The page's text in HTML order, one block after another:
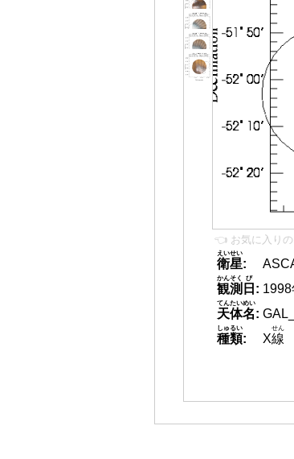
👈 お気に入りの
衛星
えいせい
:
観測
かんそく
日
び
: 1998
天体名
てんたいめい
:
種類
しゅるい
: X線
せん